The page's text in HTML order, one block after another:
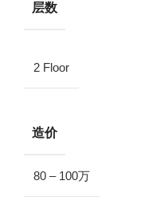
层数
2 Floor
造价
80 – 100万